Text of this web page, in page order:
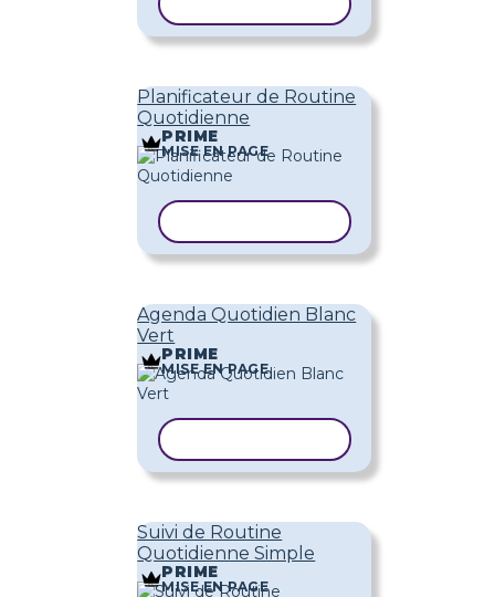
Planificateur de Routine
Quotidienne
PRIME
MISE EN PAGE
Agenda Quotidien Blanc
Vert
PRIME
MISE EN PAGE
Suivi de Routine
Quotidienne Simple
PRIME
MISE EN PAGE